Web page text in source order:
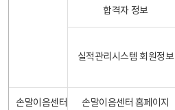
합격자 정보
실적관리시스템 회원정보
손말이음센터
손말이음센터 홈페이지